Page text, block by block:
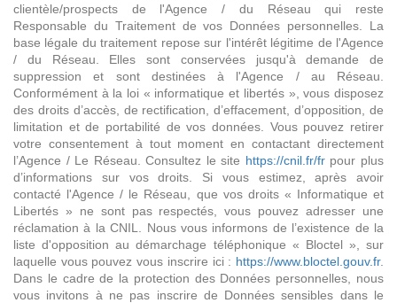
clientèle/prospects de l'Agence / du Réseau qui reste
Responsable du Traitement de vos Données personnelles. La
base légale du traitement repose sur l'intérêt légitime de l'Agence
/ du Réseau. Elles sont conservées jusqu'à demande de
suppression et sont destinées à l'Agence / au Réseau.
Conformément à la loi « informatique et libertés », vous disposez
des droits d’accès, de rectification, d’effacement, d’opposition, de
limitation et de portabilité de vos données. Vous pouvez retirer
votre consentement à tout moment en contactant directement
l’Agence / Le Réseau. Consultez le site https://cnil.fr/frpour plus
d’informations sur vos droits. Si vous estimez, après avoir
contacté l'Agence / le Réseau, que vos droits « Informatique et
Libertés » ne sont pas respectés, vous pouvez adresser une
réclamation à la CNIL. Nous vous informons de l’existence de la
liste d'opposition au démarchage téléphonique « Bloctel », sur
laquelle vous pouvez vous inscrire ici : https://www.bloctel.gouv.fr.
Dans le cadre de la protection des Données personnelles, nous
vous invitons à ne pas inscrire de Données sensibles dans le